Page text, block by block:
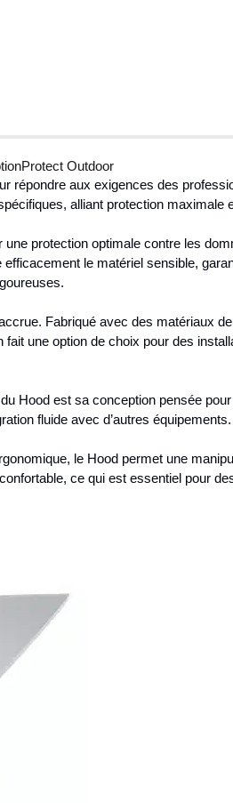
Outdoor
répondre aux exigences des
alliant protection maximale
une protection optimale contre les
le matériel sensible,
Fabriqué avec des matériaux
une option de choix pour des
Hood est sa conception pensée
fluide avec d’autres équipements.
le Hood permet une
ce qui est essentiel pour